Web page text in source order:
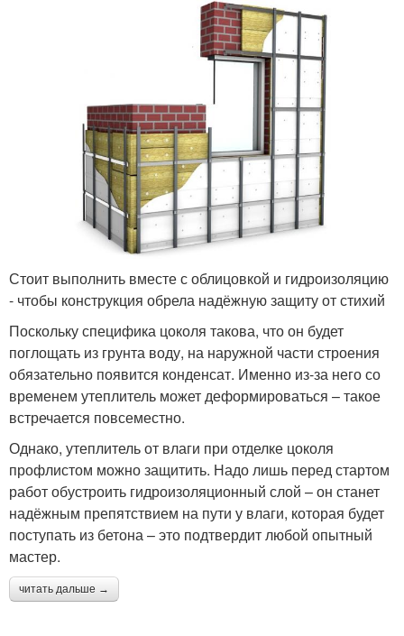
Стоит выполнить вместе с облицовкой и гидроизоляцию
- чтобы конструкция обрела надёжную защиту от стихий
Поскольку специфика цоколя такова, что он будет
поглощать из грунта воду, на наружной части строения
обязательно появится конденсат. Именно из-за него со
временем утеплитель может деформироваться – такое
встречается повсеместно.
Однако, утеплитель от влаги при отделке цоколя
профлистом можно защитить. Надо лишь перед стартом
работ обустроить гидроизоляционный слой – он станет
надёжным препятствием на пути у влаги, которая будет
поступать из бетона – это подтвердит любой опытный
мастер.
читать дальше →